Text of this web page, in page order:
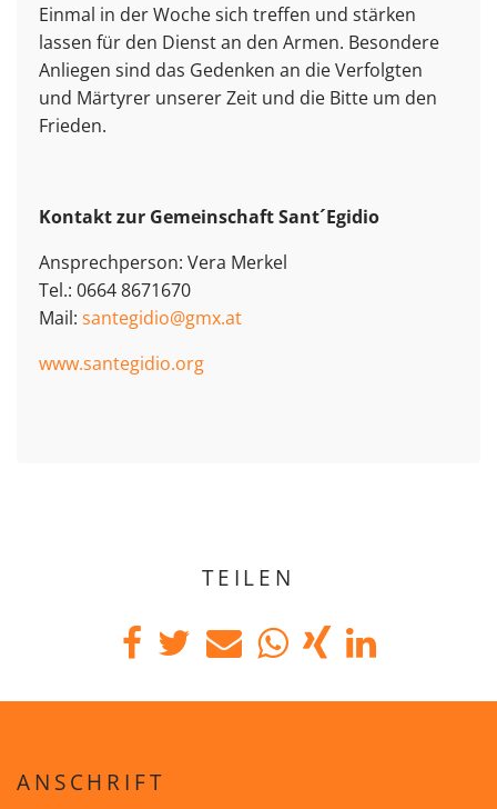
Einmal in der Woche sich treffen und stärken
lassen für den Dienst an den Armen. Besondere
Anliegen sind das Gedenken an die Verfolgten
und Märtyrer unserer Zeit und die Bitte um den
Frieden.
Kontakt zur Gemeinschaft Sant´Egidio
Ansprechperson: Vera Merkel
Tel.: 0664 8671670
Mail: santegidio@gmx.at
www.santegidio.org
TEILEN
ANSCHRIFT